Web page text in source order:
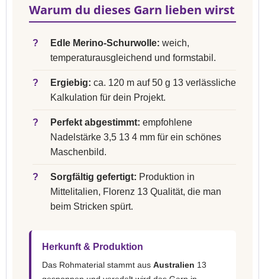
Warum du dieses Garn lieben wirst
? Edle Merino-Schurwolle: weich,
temperaturausgleichend und formstabil.
? Ergiebig: ca. 120 m auf 50 g 13 verlässliche
Kalkulation für dein Projekt.
? Perfekt abgestimmt: empfohlene
Nadelstärke 3,5 13 4 mm für ein schönes
Maschenbild.
? Sorgfältig gefertigt: Produktion in
Mittelitalien, Florenz 13 Qualität, die man
beim Stricken spürt.
Herkunft & Produktion
Das Rohmaterial stammt aus Australien 13